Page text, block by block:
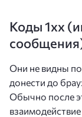
Коды 1xx
Они не видны
донести до
Обычно после